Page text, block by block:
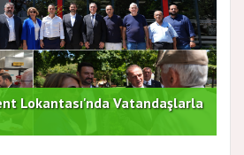
Lokantası'nda Vatandaşlarla